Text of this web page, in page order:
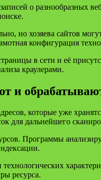
о разнообразных
но хозяева сайтов
конфигурация
в сети и её
краулерами.
и
которые уже
для дальнейшего
Программы
технологических
ресурса.